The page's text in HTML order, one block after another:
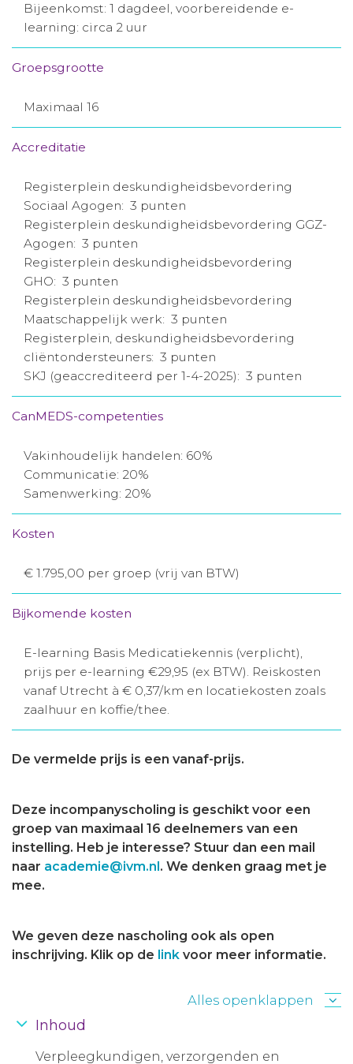
Bijeenkomst: 1 dagdeel, voorbereidende e-
learning: circa 2 uur
Groepsgrootte
Maximaal 16
Accreditatie
Registerplein deskundigheidsbevordering
Sociaal Agogen: 3 punten
Registerplein deskundigheidsbevordering GGZ-
Agogen: 3 punten
Registerplein deskundigheidsbevordering
GHO: 3 punten
Registerplein deskundigheidsbevordering
Maatschappelijk werk: 3 punten
Registerplein, deskundigheidsbevordering
cliëntondersteuners: 3 punten
SKJ (geaccrediteerd per 1-4-2025): 3 punten
CanMEDS-competenties
Vakinhoudelijk handelen: 60%
Communicatie: 20%
Samenwerking: 20%
Kosten
€ 1.795,00 per groep (vrij van BTW)
Bijkomende kosten
E-learning Basis Medicatiekennis (verplicht),
prijs per e-learning €29,95 (ex BTW). Reiskosten
vanaf Utrecht à € 0,37/km en locatiekosten zoals
zaalhuur en koffie/thee.
De vermelde prijs is een vanaf-prijs.
Deze incompanyscholing is geschikt voor een
groep van maximaal 16 deelnemers van een
instelling. Heb je interesse? Stuur dan een mail
naar academie@ivm.nl. We denken graag met je
mee.
We geven deze nascholing ook als open
inschrijving. Klik op de link voor meer informatie.
Alles openklappen
Inhoud
Verpleegkundigen, verzorgenden en